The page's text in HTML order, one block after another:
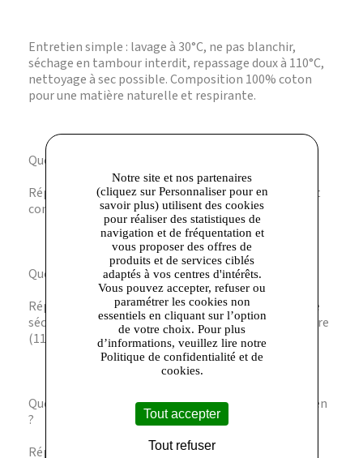
Entretien simple : lavage à 30°C, ne pas blanchir,
séchage en tambour interdit, repassage doux à 110°C,
nettoyage à sec possible. Composition 100% coton
pour une matière naturelle et respirante.
Question ? Quelle est la matière de ce jean ?
Réponse. Il est fabriqué en 100% coton, garantissant
confort et durabilité.
Question ? Comment entretenir ce jean ?
Réponse. Lavez-le à 30°C, évitez le blanchiment et le
séchage en tambour, repassez-le à basse température
(110°C) ou optez pour un nettoyage à sec.
Question ? Ce jean convient-il pour un usage quotidien
?
Réponse. Oui, sa coupe et sa matière en font un
Notre site et nos partenaires
(cliquez sur Personnaliser pour en
savoir plus) utilisent des cookies
pour réaliser des statistiques de
navigation et de fréquentation et
vous proposer des offres de
produits et de services ciblés
adaptés à vos centres d'intérêts.
Vous pouvez accepter, refuser ou
paramétrer les cookies non
essentiels en cliquant sur l’option
de votre choix. Pour plus
d’informations, veuillez lire notre
Politique de confidentialité et de
cookies.
Tout accepter
Tout refuser